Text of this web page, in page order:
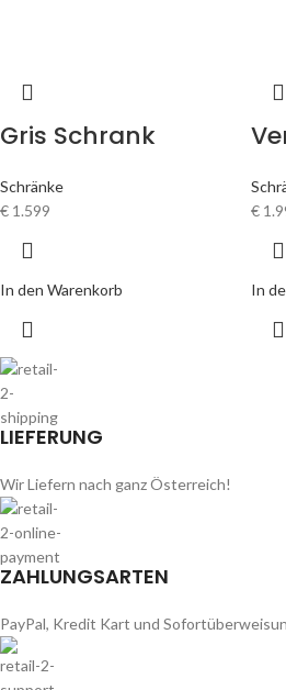
Gris Schrank
Schränke
€ 1.599
In den Warenkorb
€
In
LIEFERUNG
Wir Liefern nach ganz Österreich!
ZAHLUNGSARTEN
PayPal, Kredit Kart und